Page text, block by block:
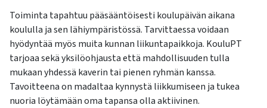
Toiminta tapahtuu pääsääntöisesti koulupäivän aikana
koululla ja sen lähiympäristössä. Tarvittaessa voidaan
hyödyntää myös muita kunnan liikuntapaikkoja. KouluPT
tarjoaa sekä yksilöohjausta että mahdollisuuden tulla
mukaan yhdessä kaverin tai pienen ryhmän kanssa.
Tavoitteena on madaltaa kynnystä liikkumiseen ja tukea
nuoria löytämään oma tapansa olla aktiivinen.